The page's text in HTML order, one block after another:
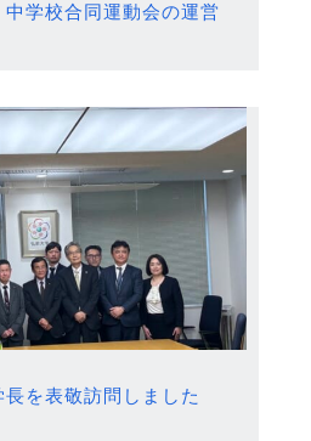
学校合同運動会の運営
を表敬訪問しました